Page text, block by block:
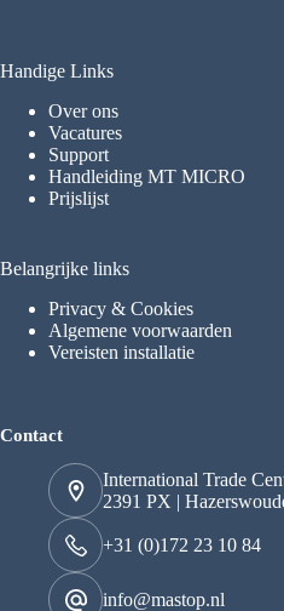
Handige Links
Over ons
Vacatures
Support
Handleiding MT MICRO
Prijslijst
Belangrijke links
Privacy & Cookies
Algemene voorwaarden
Vereisten installatie
Contact
International Trade
2391 PX |
+31 (0)172 23 10 84
info@mastop.nl